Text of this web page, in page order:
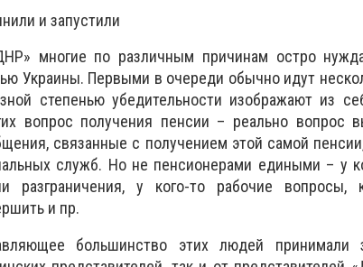
и запустили
многие по различным причинам остро
Украины. Первыми в очереди обычно идут
степенью убедительности изображают из
вопрос получения пенсии – реально вопрос
связанные с получением этой самой
служб. Но не пенсионерами едиными – у
разграничения, у кого-то рабочие вопросы,
и пр.
большинство этих людей